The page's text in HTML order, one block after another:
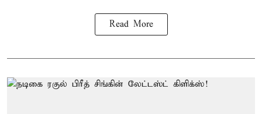
Read More